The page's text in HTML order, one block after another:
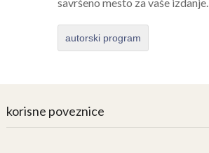
autorski program
korisne poveznice